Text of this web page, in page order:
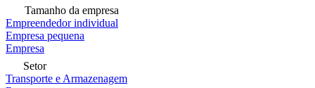
Tamanho da empresa
Empreendedor individual
Empresa pequena
Empresa
Setor
Transporte e Armazenagem